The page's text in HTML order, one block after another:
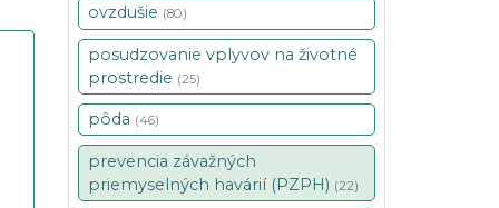
ovzdušie (80)
posudzovanie vplyvov na životné
prostredie (25)
pôda (46)
prevencia závažných
priemyselných havárií (PZPH) (22)